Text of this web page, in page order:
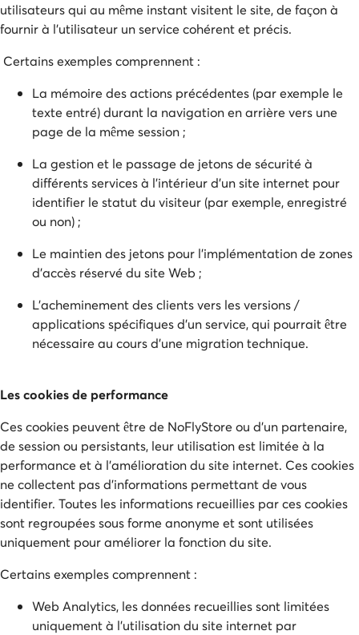
utilisateurs qui au même instant visitent le site, de façon à
fournir à l'utilisateur un service cohérent et précis.
Certains exemples comprennent :
La mémoire des actions précédentes (par exemple le
texte entré) durant la navigation en arrière vers une
page de la même session ;
La gestion et le passage de jetons de sécurité à
différents services à l'intérieur d'un site internet pour
identifier le statut du visiteur (par exemple, enregistré
ou non) ;
Le maintien des jetons pour l'implémentation de zones
d'accès réservé du site Web ;
L’acheminement des clients vers les versions /
applications spécifiques d'un service, qui pourrait être
nécessaire au cours d'une migration technique.
Les cookies de performance
Ces cookies peuvent être de NoFlyStore ou d'un partenaire,
de session ou persistants, leur utilisation est limitée à la
performance et à l'amélioration du site internet. Ces cookies
ne collectent pas d'informations permettant de vous
identifier. Toutes les informations recueillies par ces cookies
sont regroupées sous forme anonyme et sont utilisées
uniquement pour améliorer la fonction du site.
Certains exemples comprennent :
Web Analytics, les données recueillies sont limitées
uniquement à l'utilisation du site internet par